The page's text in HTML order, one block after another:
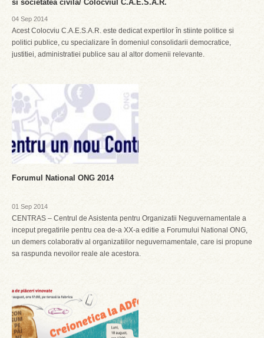
si societatea civila/ Colocviul C.A.E.S.A.R.
04 Sep 2014
Acest Colocviu C.A.E.S.A.R. este dedicat expertilor în stiinte politice si
politici publice, cu specializare în domeniul consolidarii democratice,
justitiei, administratiei publice sau al altor domenii relevante.
Forumul National ONG 2014
01 Sep 2014
CENTRAS – Centrul de Asistenta pentru Organizatii Neguvernamentale a
inceput pregatirile pentru cea de-a XX-a editie a Forumului National ONG,
un demers colaborativ al organizatiilor neguvernamentale, care isi propune
sa raspunda nevoilor reale ale acestora.